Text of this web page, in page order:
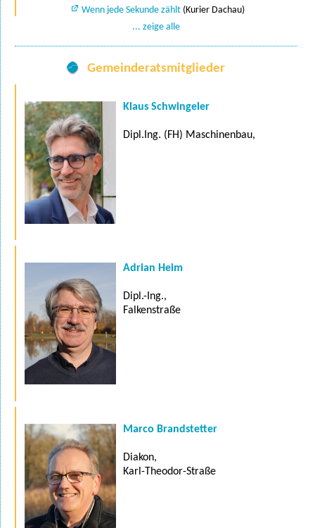
Wenn jede Sekunde zählt (Kurier Dachau)
... zeige alle
Gemeinderatsmitglieder
Klaus Schwingeler
Dipl.Ing. (FH) Maschinenbau,
Adrian Heim
Dipl.-Ing.,
Falkenstraße
Marco Brandstetter
Diakon,
Karl-Theodor-Straße